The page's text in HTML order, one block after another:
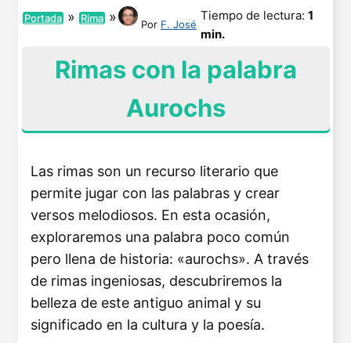
Portada » Rima » Por F. José
Tiempo de lectura: 1
min.
Rimas con la palabra
Aurochs
Las rimas son un recurso literario que
permite jugar con las palabras y crear
versos melodiosos. En esta ocasión,
exploraremos una palabra poco común
pero llena de historia: «aurochs». A través
de rimas ingeniosas, descubriremos la
belleza de este antiguo animal y su
significado en la cultura y la poesía.